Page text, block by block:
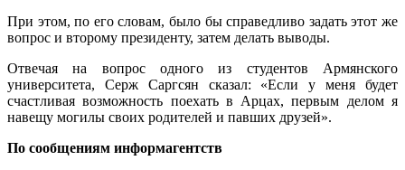
При этом, по его словам, было бы справедливо задать этот же
вопрос и второму президенту, затем делать выводы.
Отвечая на вопрос одного из студентов Армянского
университета, Серж Саргсян сказал: «Если у меня будет
счастливая возможность поехать в Арцах, первым делом я
навещу могилы своих родителей и павших друзей».
По сообщениям информагентств